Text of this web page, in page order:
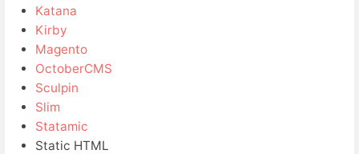
Katana
Kirby
Magento
OctoberCMS
Sculpin
Slim
Statamic
Static HTML